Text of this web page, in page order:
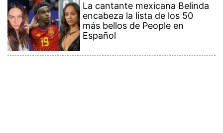
La cantante mexicana Belinda
encabeza la lista de los 50
más bellos de People en
Español